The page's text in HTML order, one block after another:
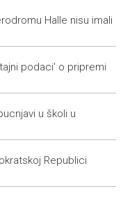
prava i
sudjelovali Air
podaci' o
Halle nisu imali
podaci' o pripremi
u školi u
Republici